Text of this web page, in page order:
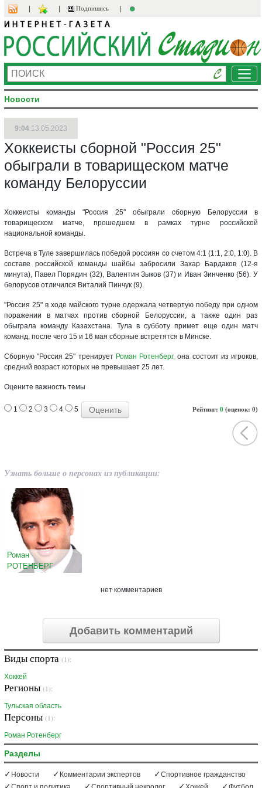
Подпишись
Новости
9:04 13.05.2023
Хоккеисты сборной "Россия 25"
обыграли в товарищеском матче
команду Белоруссии
Хоккеисты команды "Россия 25" обыграли сборную Белоруссии в
товарищеском матче, прошедшем в рамках турне российской
национальной команды.
Встреча в Туле завершилась победой россиян со счетом 4:1 (1:1, 2:0, 1:0). В
составе российской команды шайбы забросили Захар Бардаков (12-я
минута), Павел Порядин (32), Валентин Зыков (37) и Иван Зинченко (56). У
белорусов отличился Виталий Пинчук (9).
"Россия 25" в ходе майского турне одержала четвертую победу при одном
поражении в матчах против сборной Белоруссии, а также один раз
обыграла команду Казахстана. Тула в субботу примет еще один матч
команд, после чего 15 и 16 мая сборные встретятся в Минске.
Сборную "Россия 25" тренирует Роман Ротенберг, она состоит из игроков,
средний возраст которых не превышает 25 лет.
Оцените важность темы
Рейтинг: 0 (оценок: 0)
1 2 3 4 5
Узнать больше о персонах из публикации:
Роман
РОТЕНБЕРГ
нет комментариев
Добавить комментарий
Виды спорта (1):
Хоккей
Регионы (1):
Тульская область
Персоны (1):
Роман Ротенберг
Разделы
Новости Комментарии экспертов
Спортивное гражданство